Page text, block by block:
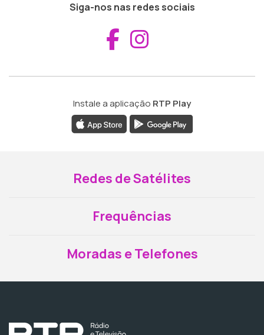
Siga-nos nas redes sociais
Aceder ao
Instale a aplicação RTP Play
Redes de Satélites
Frequências
Moradas e Telefones